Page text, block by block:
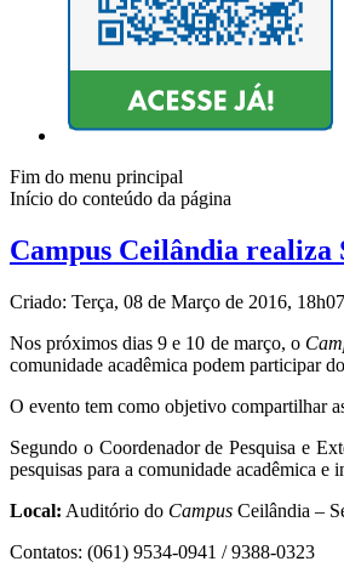
Fim do menu principal
Início do conteúdo da página
Campus Ceilândia realiza
Criado: Terça, 08 de Março de 2016, 18h07
Nos próximos dias 9 e 10 de março, o
comunidade acadêmica podem participar
O evento tem como objetivo compartilhar
Segundo o Coordenador de Pesquisa e
pesquisas para a comunidade acadêmica
Local: Auditório do Campus Ceilândia –
Contatos: (061) 9534-0941 / 9388-0323